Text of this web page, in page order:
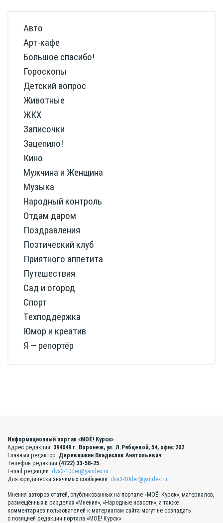
Авто
Арт-кафе
Большое спасибо!
Гороскопы
Детский вопрос
Животные
ЖКХ
Записочки
Зацепило!
Кино
Мужчина и Женщина
Музыка
Народный контроль
Отдам даром
Поздравления
Поэтический клуб
Приятного аппетита
Путешествия
Сад и огород
Спорт
Техподдержка
Юмор и креатив
Я — репортёр
Информационный портал «МОЁ! Курск»
Адрес редакции: 394049 г. Воронеж, ул. Л.Рябцевой, 54, офис 202
Главный редактор: Деревяшкин Владислав Анатольевич
Телефон редакции (4722) 33-58-25
E-mail редакции: dva3-10der@yandex.ru
Для юридически значимых сообщений: dva3-10der@yandex.ru
Мнения авторов статей, опубликованных на портале «МОЁ! Курск», материалов,
размещённых в разделах «Мнения», «Народные новости», а также
комментариев пользователей к материалам сайта могут не совпадать
с позицией редакции портала «МОЁ! Курск».